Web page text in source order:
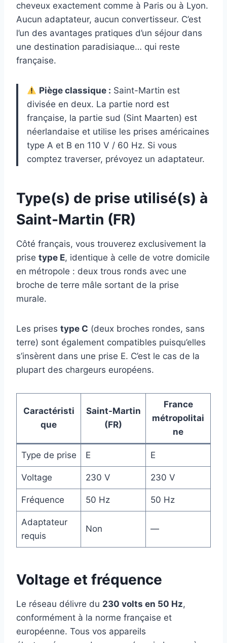
cheveux exactement comme à Paris ou à Lyon.
Aucun adaptateur, aucun convertisseur. C’est
l’un des avantages pratiques d’un séjour dans
une destination paradisiaque… qui reste
française.
Piège classique : Saint-Martin est
divisée en deux. La partie nord est
française, la partie sud (Sint Maarten) est
néerlandaise et utilise les prises américaines
type A et B en 110 V / 60 Hz. Si vous
comptez traverser, prévoyez un adaptateur.
Type(s) de prise utilisé(s) à
Saint-Martin (FR)
Côté français, vous trouverez exclusivement la
prise type E, identique à celle de votre domicile
en métropole : deux trous ronds avec une
broche de terre mâle sortant de la prise
murale.
Les prises type C (deux broches rondes, sans
terre) sont également compatibles puisqu’elles
s’insèrent dans une prise E. C’est le cas de la
plupart des chargeurs européens.
Caractéristi
que
Saint-Martin
(FR)
France
métropolitai
ne
Type de prise E E
Voltage 230 V 230 V
Fréquence 50 Hz 50 Hz
Adaptateur
requis
Non —
Voltage et fréquence
Le réseau délivre du 230 volts en 50 Hz,
conformément à la norme française et
européenne. Tous vos appareils